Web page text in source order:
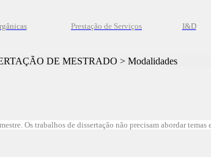
Prestação de Serviços I&D
DE MESTRADO > Modalidades
Os trabalhos de dissertação não precisam abordar